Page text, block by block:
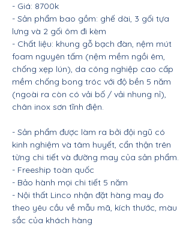
- Giá: 8700k
- Sản phẩm bao gồm: ghế dài, 3 gối tựa
lưng và 2 gối ôm đi kèm
- Chất liệu: khung gỗ bạch đàn, nệm mút
foam nguyên tấm (nệm mềm ngồi êm,
chống xẹp lún), da công nghiệp cao cấp
mềm chống bong tróc với độ bền 5 năm
(ngoài ra còn có vải bố / vải nhung nỉ),
chân inox sơn tĩnh điện.
- Sản phẩm được làm ra bởi đội ngũ có
kinh nghiệm và tâm huyết, cẩn thận trên
từng chi tiết và đường may của sản phẩm.
- Freeship toàn quốc
- Bảo hành mọi chi tiết 5 năm
- Nội thất Linco nhận đặt hàng may đo
theo yêu cầu về mẫu mã, kích thước, màu
sắc của khách hàng